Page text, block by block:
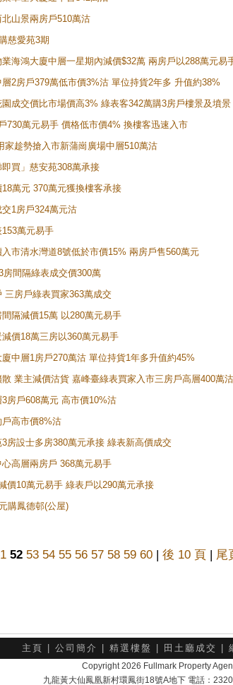
山景兩房戶510萬沽
慈愛苑3期
海鴻大廈中層一星期內減價$32萬 兩房戶以288萬元易
2房戶379萬低市價3%沽 單位持貨2年多 升值約38%
成交價比市場價高3% 綠表客342萬購3房戶樓景及墳景
730萬元易手 價格低市價4% 換樓客迅速入市
家趁勢搶入市新蒲崗廣場中層510萬沽
買」慈安苑308萬承接
萬元 370萬元獲換樓客承接
1房戶324萬元沽
萬元易手
市清水灣道8號低於市價15% 兩房戶售560萬元
房間隔綠表成交價300萬
三房戶綠表買家363萬成交
隔減價15萬 以280萬元易手
價18萬三房以360萬元易手
中層1房戶270萬沽 單位持貨1年多升值約45%
業主減價沽貨 嘉峰臺綠表買家入市三房戶高層400萬沽
房戶608萬元 高市價10%沽
高市價8%沽
房設士多房380萬元承接 綠表新高價成交
高層兩房戶 368萬元易手
價10萬元易手 綠表戶以290萬元承接
購鳳德邨(公屋)
52 53 54 55 56 57 58 59 60 | 後 10 頁 | 尾
主頁 公司簡介 精選樓盤 田土廳成交
Copyright 2026 Fullmark Property
九龍黃大仙鳳凰新村環鳳街18號A地下 電話：